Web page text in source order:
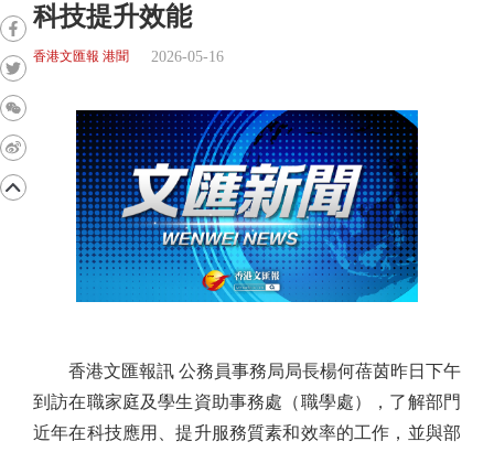
科技提升效能
香港文匯報 港聞 2026-05-16
香港文匯報訊 公務員事務局局長楊何蓓茵昨日下午
到訪在職家庭及學生資助事務處（職學處），了解部門
近年在科技應用、提升服務質素和效率的工作，並與部